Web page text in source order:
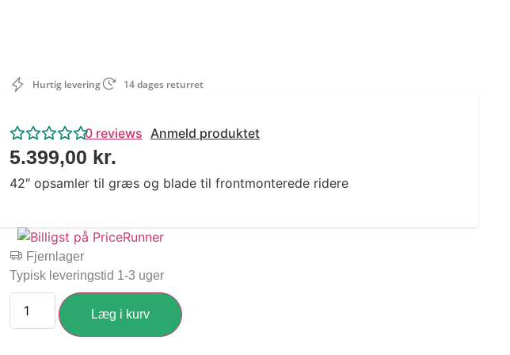
Hurtig levering 14 dages returret
0 reviews Anmeld produktet
5.399,00 kr.
42″ opsamler til græs og blade til frontmonterede ridere
Fjernlager
Typisk leveringstid 1-3 uger
Læg i kurv